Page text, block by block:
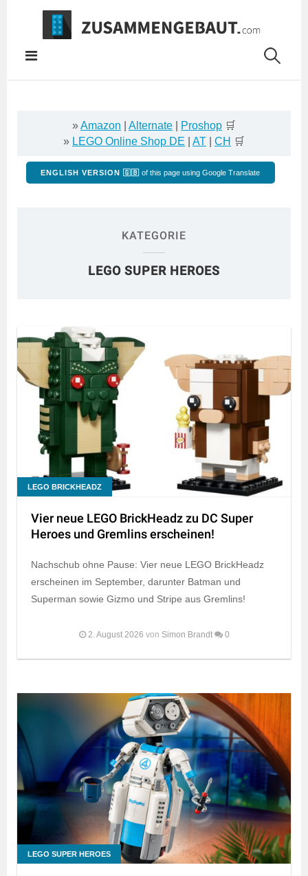
Springe
Inhalt
»Amazon Alternate Proshop 🛒
» LEGO Online Shop DE AT CH 🛒
ENGLISH VERSION 🇬🇧 of this page using Google Translate
KATEGORIE
LEGO SUPER HEROES
LEGO BRICKHEADZ
Vier neue LEGO BrickHeadz zu DC Super
Heroes und Gremlins erscheinen!
Nachschub ohne Pause: Vier neue LEGO BrickHeadz
erscheinen im September, darunter Batman und
Superman sowie Gizmo und Stripe aus Gremlins!
2. August 2026 von Simon Brandt 0
LEGO SUPER HEROES